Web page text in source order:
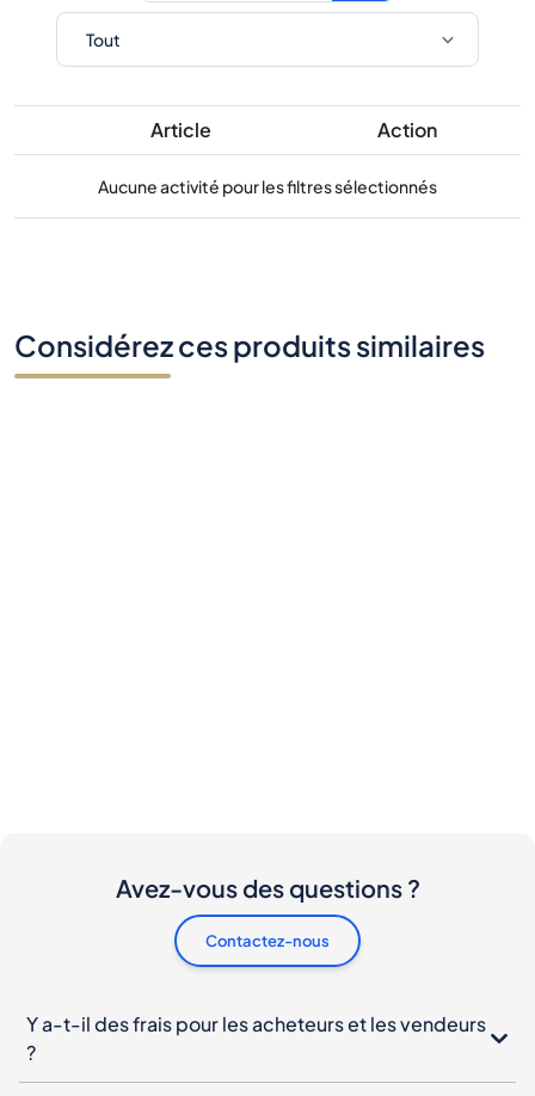
Article Action
Aucune activité pour les filtres sélectionnés
Considérez ces produits similaires
Avez-vous des questions ?
Contactez-nous
Y a-t-il des frais pour les acheteurs et les vendeurs
?